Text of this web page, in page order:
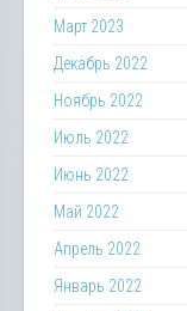
Март 2023
Декабрь 2022
Ноябрь 2022
Июль 2022
Июнь 2022
Май 2022
Апрель 2022
Январь 2022